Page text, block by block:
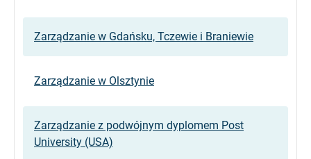
Zarządzanie w Gdańsku, Tczewie i Braniewie
Zarządzanie w Olsztynie
Zarządzanie z podwójnym dyplomem Post
University (USA)